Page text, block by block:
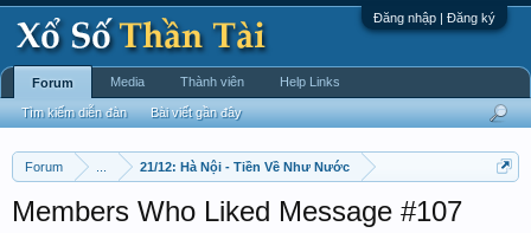
Đăng nhập | Đăng ký
Forum 21/12: Hà Nội - Tiền Về Như Nước
Members Who Liked Message #107
Forum
Tìm kiếm diễn đàn Bài viết gần đây
Media Thành viên Help Links